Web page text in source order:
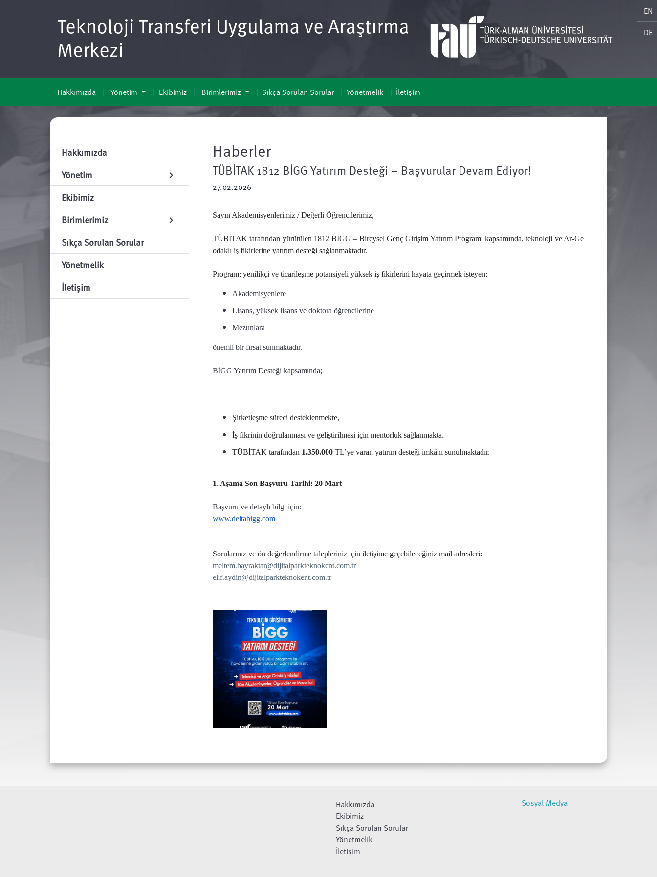
EN
DE
Teknoloji Transferi Uygulama ve Araştırma
Merkezi
Hakkımızda Yönetim Ekibimiz Birimlerimiz Sıkça Sorulan Sorular Yönetmelik İletişim
Hakkımızda
Yönetim
chevron_right
Ekibimiz
Birimlerimiz
chevron_right
Sıkça Sorulan Sorular
Yönetmelik
İletişim
Haberler
TÜBİTAK 1812 BİGG Yatırım Desteği – Başvurular Devam Ediyor!
27.02.2026
Sayın Akademisyenlerimiz / Değerli Öğrencilerimiz,
TÜBİTAK tarafından yürütülen 1812 BİGG – Bireysel Genç Girişim Yatırım Programı kapsamında, teknoloji ve Ar-Ge
odaklı iş fikirlerine yatırım desteği sağlanmaktadır.
Program; yenilikçi ve ticarileşme potansiyeli yüksek iş fikirlerini hayata geçirmek isteyen;
Akademisyenlere
Lisans, yüksek lisans ve doktora öğrencilerine
Mezunlara
önemli bir fırsat sunmaktadır.
BİGG Yatırım Desteği kapsamında;
Şirketleşme süreci desteklenmekte,
İş fikrinin doğrulanması ve geliştirilmesi için mentorluk sağlanmakta,
TÜBİTAK tarafından 1.350.000 TL’ye varan yatırım desteği imkânı sunulmaktadır.
1. Aşama Son Başvuru Tarihi: 20 Mart
Başvuru ve detaylı bilgi için:
www.deltabigg.com
Sorularınız ve ön değerlendirme talepleriniz için iletişime geçebileceğiniz mail adresleri:
meltem.bayraktar@dijitalparkteknokent.com.tr
elif.aydin@dijitalparkteknokent.com.tr
Hakkımızda
Ekibimiz
Sıkça Sorulan Sorular
Yönetmelik
İletişim
Sosyal Medya